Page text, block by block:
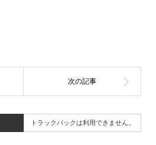
トラックバックは利用できません。